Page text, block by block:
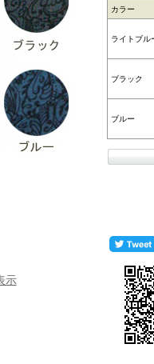
示
カラー
ライトブル
ブラック
ブルー